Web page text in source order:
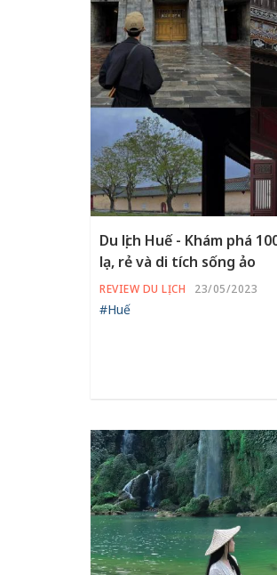
Du lịch Huế - Khám phá
lạ, rẻ và di tích sống ảo
REVIEW DU LỊCH 23/05/2023
#Huế